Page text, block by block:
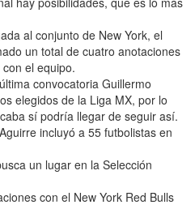
al conjunto de New York, el
un total de cuatro anotaciones
el equipo.
convocatoria Guillermo
elegidos de la Liga MX, por lo
sí podría llegar de seguir así.
incluyó a 55 futbolistas en
un lugar en la Selección
con el New York Red Bulls